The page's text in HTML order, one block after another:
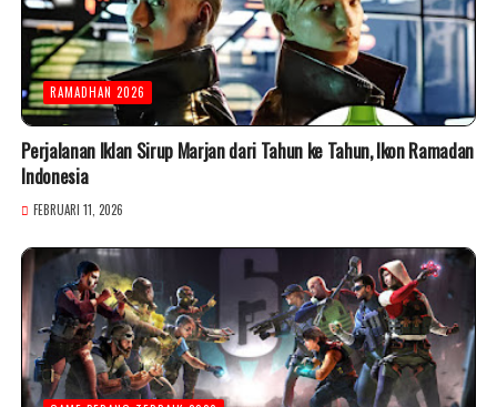
RAMADHAN 2026
Perjalanan Iklan Sirup Marjan dari Tahun ke Tahun, Ikon Ramadan
Indonesia
FEBRUARI 11, 2026